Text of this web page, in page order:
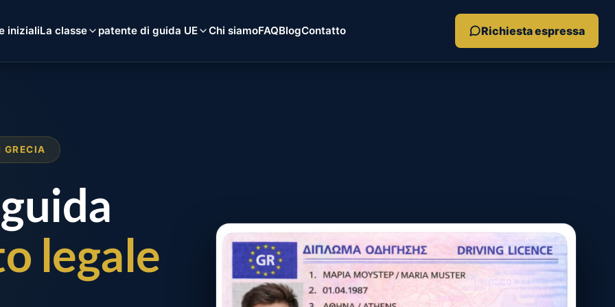
inizialiLa classe patente di guida UE Chi siamoFAQBlogContatto Richiesta espressa
GRECIA
legale